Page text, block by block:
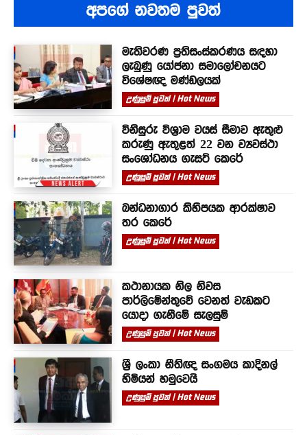
අපගේ නවතම පුවත්
මැතිවරණ ප්‍රතිසංස්කරණය සඳහා
ලැබුණු යෝජනා සමාලෝචනයට
විශේෂඥ මණ්ඩලයක්
උණුසුම් පුවත් | Hot News
විනිසුරු විශ්‍රාම වයස් සීමාව ඇතුළු
කරුණු ඇතුළත් 22 වන ව්‍යවස්ථා
සංශෝධනය ගැසට් කෙරේ
උණුසුම් පුවත් | Hot News
බන්ධනාගාර කිහිපයක ආරක්ෂාව
තර කෙරේ
උණුසුම් පුවත් | Hot News
කථානායක නිල නිවස
පාර්ලිමේන්තුවේ වෙනත් වැඩකට
යොදා ගැනීමේ සැලසුම්
උණුසුම් පුවත් | Hot News
ශ්‍රී ලංකා නීතිඥ සංගමය කාදිනල්
හිමියන් හමුවෙයි
උණුසුම් පුවත් | Hot News